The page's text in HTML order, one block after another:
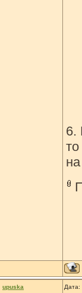
6.
upuska Дата: